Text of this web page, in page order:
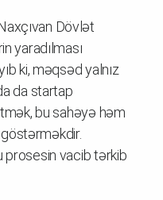
Dövlət
yaradılması
ki, məqsəd yalnız
da startap
bu sahəyə həm
prosesin vacib tərkib